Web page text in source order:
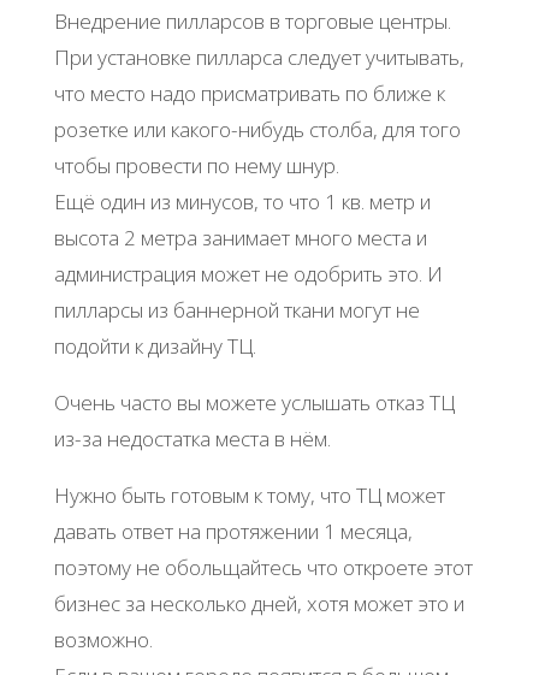
Внедрение пилларсов в торговые центры.
При установке пилларса следует учитывать,
что место надо присматривать по ближе к
розетке или какого-нибудь столба, для того
чтобы провести по нему шнур.
Ещё один из минусов, то что 1 кв. метр и
высота 2 метра занимает много места и
администрация может не одобрить это. И
пилларсы из баннерной ткани могут не
подойти к дизайну ТЦ.
Очень часто вы можете услышать отказ ТЦ
из-за недостатка места в нём.
Нужно быть готовым к тому, что ТЦ может
давать ответ на протяжении 1 месяца,
поэтому не обольщайтесь что откроете этот
бизнес за несколько дней, хотя может это и
возможно.